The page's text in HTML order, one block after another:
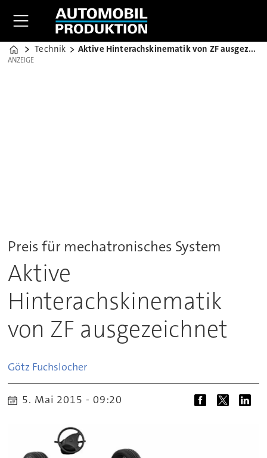
Home
Technik Aktive Hinterachskinematik von ZF ausgezeichnet
ANZEIGE
ANZEIGE
Preis für mechatronisches System
Aktive
Hinterachskinematik
von ZF ausgezeichnet
Götz Fuchslocher
5. Mai 2015 - 09:20